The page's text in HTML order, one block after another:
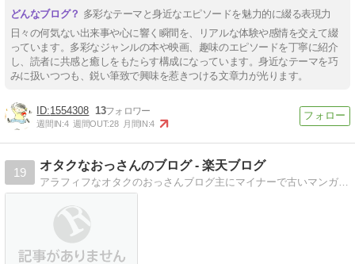
多彩なテーマと身近なエピソードを魅力的に綴る表現力
日々の何気ない出来事や心に響く瞬間を、リアルな体験や感情を交えて綴
っています。多彩なジャンルの本や映画、趣味のエピソードを丁寧に紹介
し、読者に共感と癒しをもたらす構成になっています。身近なテーマを巧
みに扱いつつも、鋭い筆致で興味を惹きつける文章力が光ります。
1554308 13
週間IN:4 週間OUT:28 月間IN:4
19
オタクなおっさんのブログ - 楽天ブログ
アラフィフなオタクのおっさんブログ主にマイナーで古いマンガや音楽の話をだらだらと。